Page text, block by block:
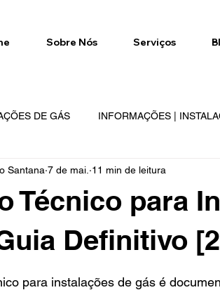
Sobre Nós Serviços
DE GÁS INFORMAÇÕES |
| GÁS NETWORK GÁS NETWORK
Técnico para
Definitivo
Santana 7 de mai. 11 min de leitura
com NaN de 5 estrelas.
para instalações de gás é